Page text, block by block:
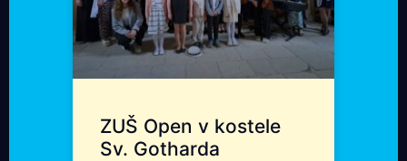
ZUŠ Open v kostele
Sv. Gotharda